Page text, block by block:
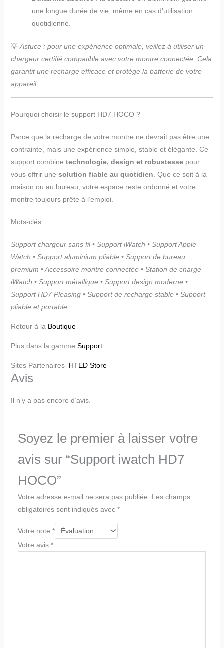
une longue durée de vie, même en cas d’utilisation
quotidienne.
💡Astuce : pour une expérience optimale, veillez à utiliser un
chargeur certifié compatible avec votre montre connectée. Cela
garantit une recharge efficace et protège la batterie de votre
appareil.
Pourquoi choisir le support HD7 HOCO ?
Parce que la recharge de votre montre ne devrait pas être une
contrainte, mais une expérience simple, stable et élégante. Ce
support combine technologie, design et robustessepour
vous offrir une solution fiable au quotidien. Que ce soit à la
maison ou au bureau, votre espace reste ordonné et votre
montre toujours prête à l’emploi.
Mots-clés
Support chargeur sans fil • Support iWatch • Support Apple
Watch • Support aluminium pliable • Support de bureau
premium • Accessoire montre connectée • Station de charge
iWatch • Support métallique • Support design moderne •
Support HD7 Pleasing • Support de recharge stable • Support
pliable et portable
Retour à la Boutique
Plus dans la gamme Support
Sites Partenaires HTED Store
Avis
Il n’y a pas encore d’avis.
Soyez le premier à laisser votre
avis sur “Support iwatch HD7
HOCO”
Votre adresse e-mail ne sera pas publiée. Les champs
obligatoires sont indiqués avec *
Votre note *
Votre avis *